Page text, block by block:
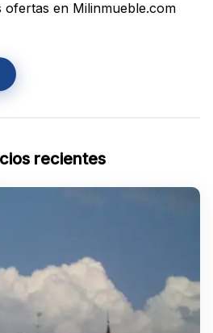
ofertas en Milinmueble.com
recientes